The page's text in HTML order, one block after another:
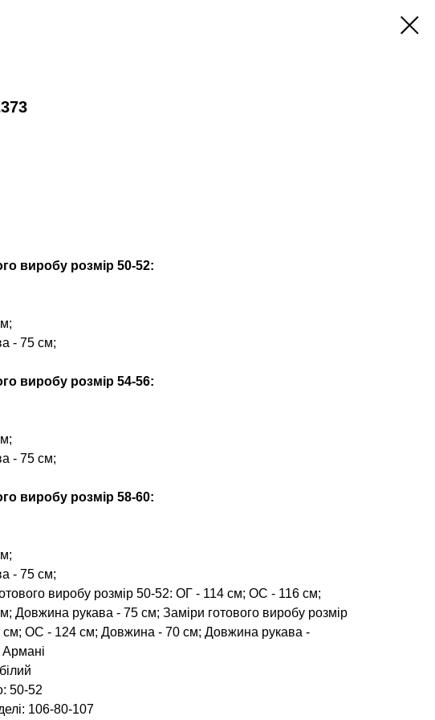
виробу розмір 50-52:
- 75 см;
виробу розмір 54-56:
- 75 см;
виробу розмір 58-60:
- 75 см;
виробу розмір 50-52: ОГ - 114 см; ОС - 116 см;
Довжина рукава - 75 см; Заміри готового виробу розмір
см; ОС - 124 см; Довжина - 70 см; Довжина рукава -
50-52
106-80-107